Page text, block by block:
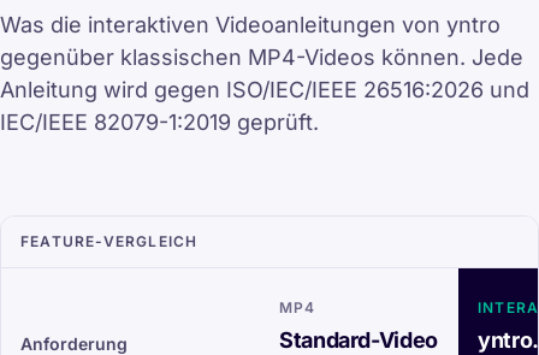
Was die interaktiven Videoanleitungen von yntro
gegenüber klassischen MP4-Videos können. Jede
Anleitung wird gegen ISO/IEC/IEEE 26516:2026 und
IEC/IEEE 82079-1:2019 geprüft.
FEATURE-VERGLEICH
Anforderung
MP4
Standard-Video